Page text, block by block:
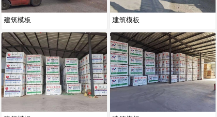
建筑模板 建筑模板